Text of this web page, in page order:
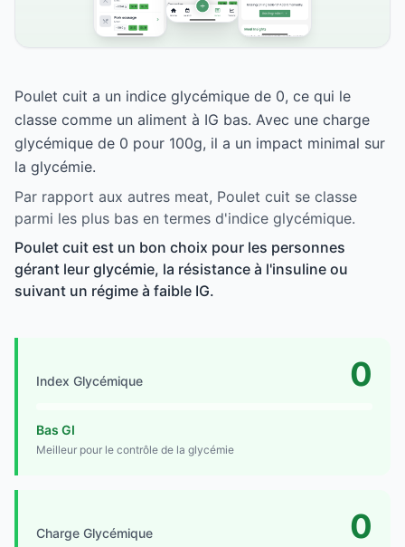
Poulet cuit a un indice glycémique de 0, ce qui le
classe comme un aliment à IG bas. Avec une charge
glycémique de 0 pour 100g, il a un impact minimal sur
la glycémie.
Par rapport aux autres meat, Poulet cuit se classe
parmi les plus bas en termes d'indice glycémique.
Poulet cuit est un bon choix pour les personnes
gérant leur glycémie, la résistance à l'insuline ou
suivant un régime à faible IG.
Index Glycémique 0
Bas GI
Meilleur pour le contrôle de la glycémie
Charge Glycémique 0